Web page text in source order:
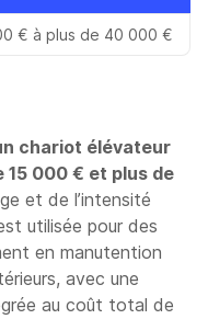
€ à plus de 40 000 €
chariot élévateur
15 000 € et plus de
et de l’intensité
utilisée pour des
en manutention
avec une
au coût total de